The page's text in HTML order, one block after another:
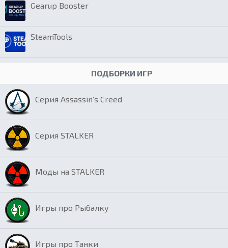
Gearup Booster
SteamTools
ПОДБОРКИ ИГР
Серия Assassin’s Creed
Серия STALKER
Моды на STALKER
Игры про Рыбалку
Игры про Танки